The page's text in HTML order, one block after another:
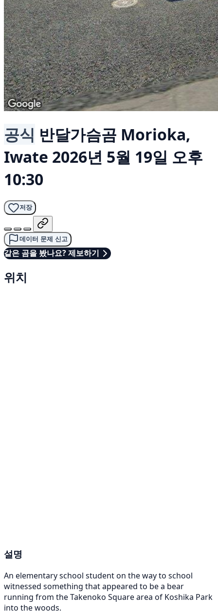
공식 반달가슴곰 Morioka,
Iwate 2026년 5월 19일 오후
10:30
저장
데이터 문제 신고
같은 곰을 봤나요? 제보하기
위치
설명
An elementary school student on the way to school
witnessed something that appeared to be a bear
running from the Takenoko Square area of Koshika Park
into the woods.